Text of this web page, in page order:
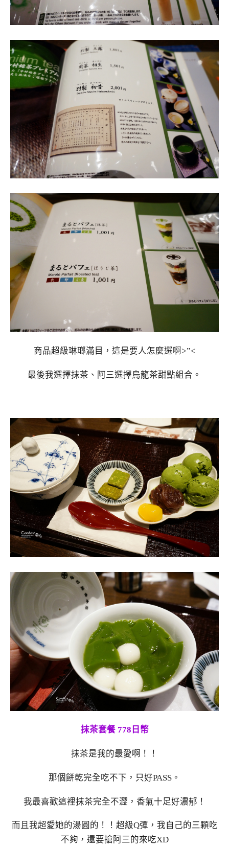
商品超級琳瑯滿目，這是要人怎麼選啊>”<
最後我選擇抹茶、阿三選擇烏龍茶甜點組合。
抹茶套餐 778日幣
抹茶是我的最愛啊！！
那個餅乾完全吃不下，只好PASS。
我最喜歡這裡抹茶完全不澀，香氣十足好濃郁！
而且我超愛她的湯圓的！！超級Q彈，我自己的三顆吃
不夠，還要搶阿三的來吃XD